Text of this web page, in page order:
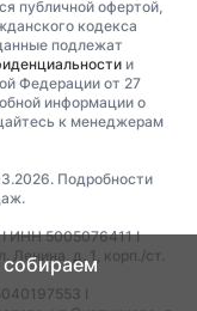
публичной офертой,
кодекса
подлежат
и
Федерации от 27
информации о
к менеджерам
Подробности
ИНН 5005076411 I
д. 1, корп./ст.
I